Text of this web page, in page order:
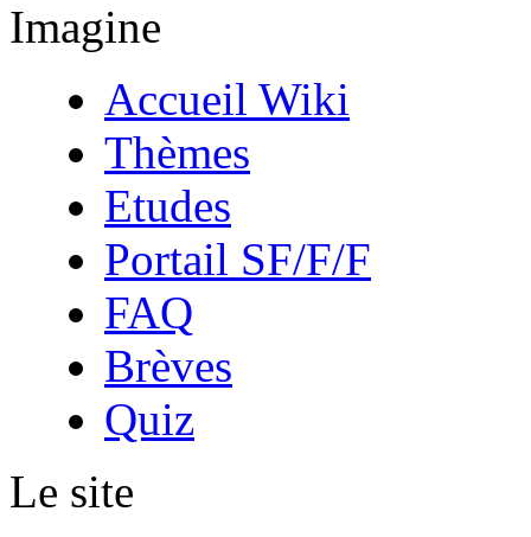
Imagine
Accueil Wiki
Thèmes
Etudes
Portail SF/F/F
FAQ
Brèves
Quiz
Le site